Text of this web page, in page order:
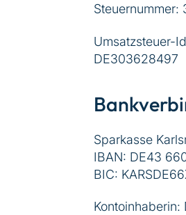
Steuernummer:
Umsatzsteuer-
DE303628497
Sparkasse
IBAN: DE43
BIC:
Kontoinhaberin: